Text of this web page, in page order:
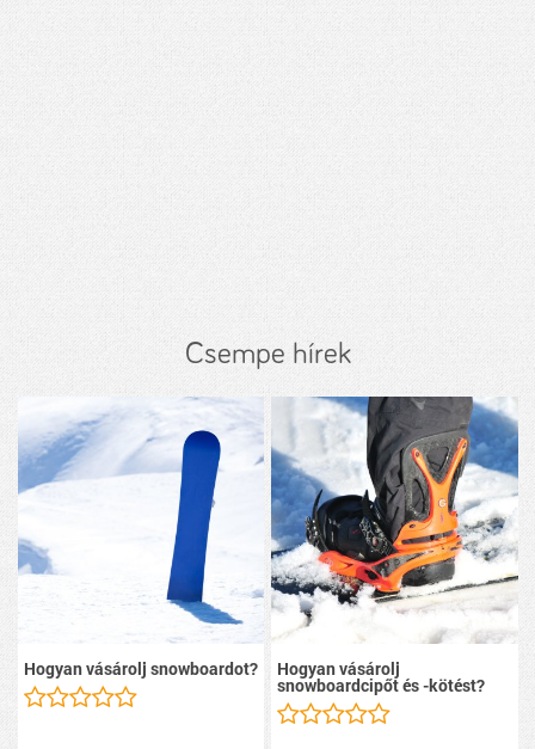
Csempe hírek
Hogyan vásárolj snowboardot? Hogyan vásárolj
snowboardcipőt és -kötést?